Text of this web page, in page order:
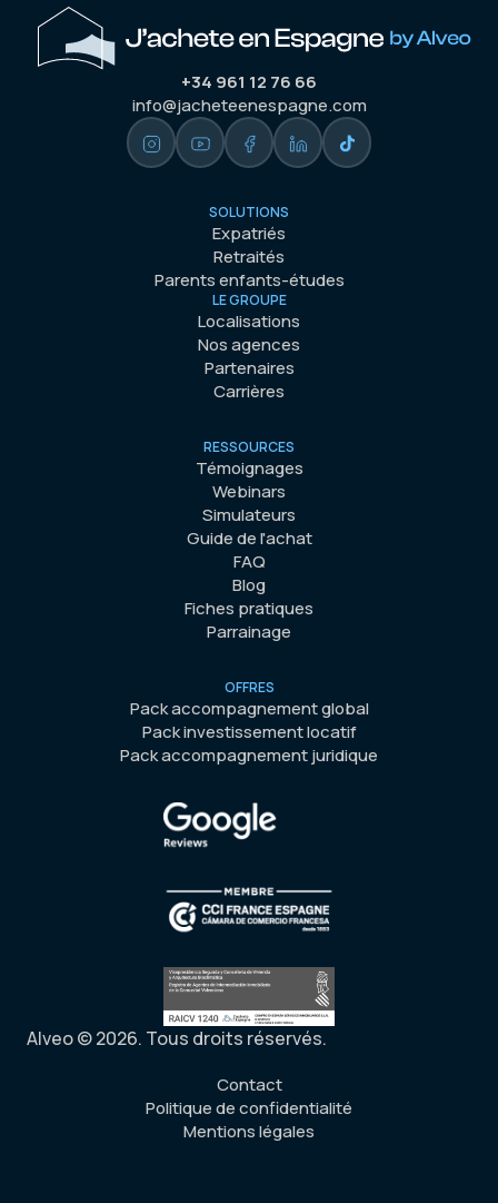
+34 961 12 76 66
info@jacheteenespagne.com
SOLUTIONS
Expatriés
Retraités
Parents enfants-études
LE GROUPE
Localisations
Nos agences
Partenaires
Carrières
RESSOURCES
Témoignages
Webinars
Simulateurs
Guide de l'achat
FAQ
Blog
Fiches pratiques
Parrainage
OFFRES
Pack accompagnement global
Pack investissement locatif
Pack accompagnement juridique
Alveo © 2026. Tous droits réservés.
Contact
Politique de confidentialité
Mentions légales